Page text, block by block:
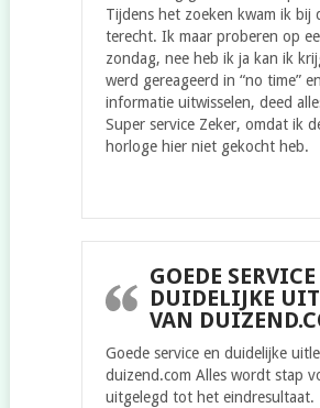
Tijdens het zoeken kwam ik bij
terecht. Ik maar proberen op
zondag, nee heb ik ja kan ik
werd gereageerd in “no time”
informatie uitwisselen, deed
Super service Zeker, omdat ik
horloge hier niet gekocht heb.
GOEDE
DUIDELIJKE
VAN
Goede service en duidelijke
duizend.com Alles wordt stap
uitgelegd tot het eindresultaat.